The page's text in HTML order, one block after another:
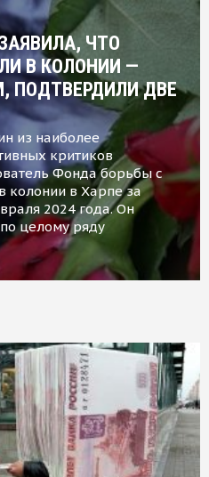
ЧТО
В КОЛОНИИ —
ПОДТВЕРДИЛИ ДВЕ
из наиболее
критиков
Фонда борьбы с
колонии в Харпе за
2024 года. Он
целому ряду